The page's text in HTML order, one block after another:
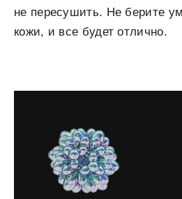
не пересушить. Не берите
кожи, и все будет отлично.